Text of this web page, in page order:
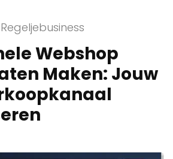
Regeljebusiness
Webshop
Maken: Jouw